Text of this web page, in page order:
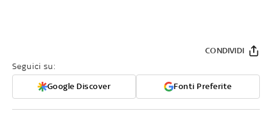
Seguici su:
Google Discover Fonti Preferite
CONDIVIDI